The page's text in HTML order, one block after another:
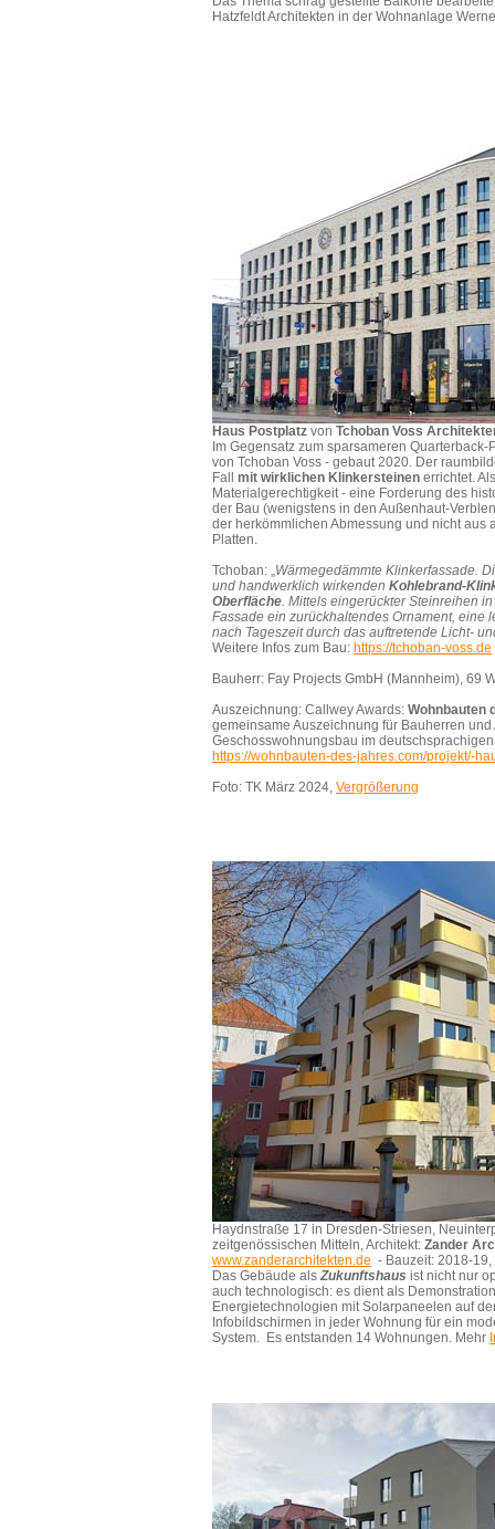
Hatzfeldt Architekten in der Wohnanlage
Haus Postplatz von Tchoban Voss
Im Gegensatz zum sparsameren
von Tchoban Voss - gebaut 2020. Der
Fall mit wirklichen Klinkersteinen errichtet.
Materialgerechtigkeit - eine Forderung des
der Bau (wenigstens in den Außenhaut-
der herkömmlichen Abmessung und nicht aus
Platten.
Tchoban: „Wärmegedämmte Klinkerfassade.
und handwerklich wirkenden Kohlebrand-
Oberfläche. Mittels eingerückter Steinreihen
Fassade ein zurückhaltendes Ornament, eine
nach Tageszeit durch das auftretende Licht-
Weitere Infos zum Bau: https://tchoban-voss.de
Bauherr: Fay Projects GmbH (Mannheim), 69
Auszeichnung: Callwey Awards: Wohnbauten
gemeinsame Auszeichnung für Bauherren
Geschosswohnungsbau im
https://wohnbauten-des-jahres.com/projekt/-
Foto: TK März 2024, Vergrößerung
Haydnstraße 17 in Dresden-Striesen,
zeitgenössischen Mitteln, Architekt: Zander
www.zanderarchitekten.de - Bauzeit: 2018-
Das Gebäude alsZukunftshaus ist nicht nur
auch technologisch: es dient als
Energietechnologien mit Solarpaneelen auf
Infobildschirmen in jeder Wohnung für ein
System. Es entstanden 14 Wohnungen. Mehr